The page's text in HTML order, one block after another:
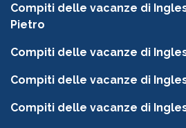
Compiti delle vacanze di
Pietro
Compiti delle vacanze di
Compiti delle vacanze di
Compiti delle vacanze di